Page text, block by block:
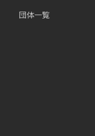
団体一覧